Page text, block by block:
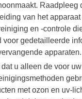
Raadpleeg
van het
en -controle
voor gedetailleerde
apparaten.
u alleen de voor
met ozon en uv-